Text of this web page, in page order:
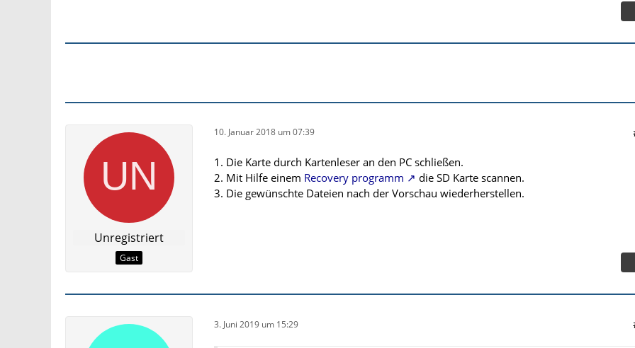
Unregistriert
Gast
10. Januar 2018 um 07:39
1. Die Karte durch Kartenleser an den PC schließen.
2. Mit Hilfe einem Recovery programm
die SD Karte scannen.
3. Die gewünschte Dateien nach der Vorschau wiederherstellen.
3. Juni 2019 um 15:29